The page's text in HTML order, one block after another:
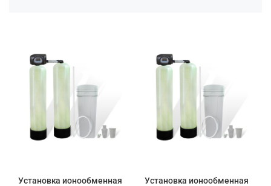
Установка ионообменная
Установка ионообменная